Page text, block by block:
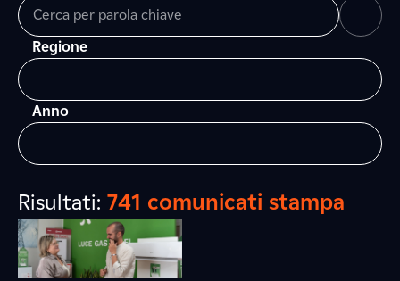
Regione
Anno
Risultati: 741 comunicati stampa